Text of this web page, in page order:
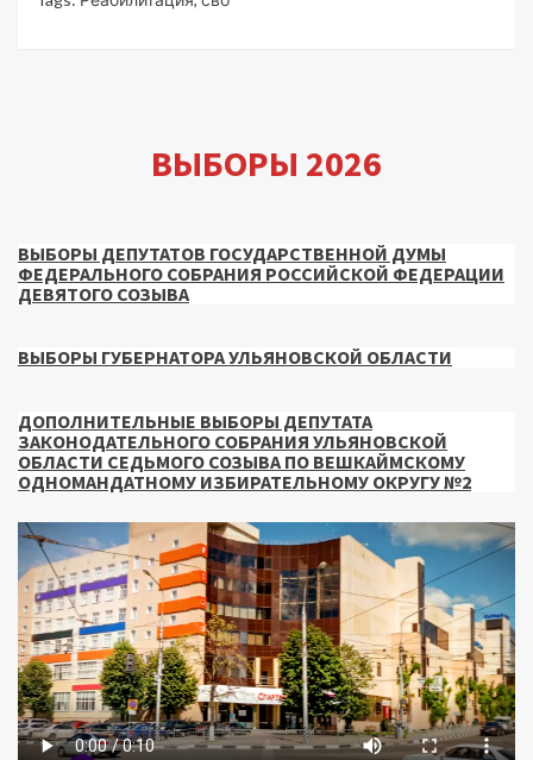
ВЫБОРЫ 2026
ВЫБОРЫ ДЕПУТАТОВ ГОСУДАРСТВЕННОЙ ДУМЫ
ФЕДЕРАЛЬНОГО СОБРАНИЯ РОССИЙСКОЙ ФЕДЕРАЦИИ
ДЕВЯТОГО СОЗЫВА
ВЫБОРЫ ГУБЕРНАТОРА УЛЬЯНОВСКОЙ ОБЛАСТИ
ДОПОЛНИТЕЛЬНЫЕ ВЫБОРЫ ДЕПУТАТА
ЗАКОНОДАТЕЛЬНОГО СОБРАНИЯ УЛЬЯНОВСКОЙ
ОБЛАСТИ СЕДЬМОГО СОЗЫВА ПО ВЕШКАЙМСКОМУ
ОДНОМАНДАТНОМУ ИЗБИРАТЕЛЬНОМУ ОКРУГУ №2